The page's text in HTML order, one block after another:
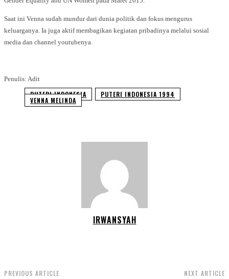
Saat ini Venna sudah mundur dari dunia politik dan fokus mengurus
keluarganya. Ia juga aktif membagikan kegiatan pribadinya melalui sosial
media dan channel youtubenya.
Penulis: Adit
PUTERI INDONESIA PUTERI INDONESIA 1994
VENNA MELINDA
IRWANSYAH
PREVIOUS ARTICLE NEXT ARTICLE